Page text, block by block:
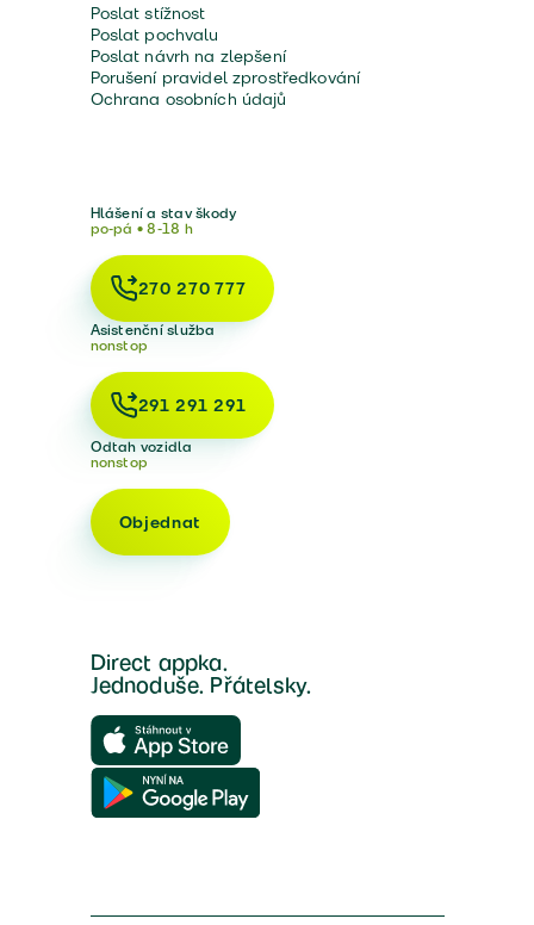
Poslat stížnost
Poslat pochvalu
Poslat návrh na zlepšení
Porušení pravidel zprostředkování
Ochrana osobních údajů
Hlášení a stav škody
po-pá • 8-18 h
270 270 777
Asistenční služba
nonstop
291 291 291
Odtah vozidla
nonstop
Objednat
Direct appka.
Jednoduše. Přátelsky.